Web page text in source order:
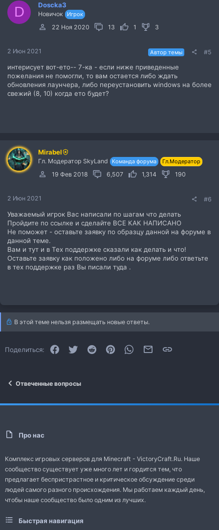
D Doscka3
Новичок Игрок
22 Ноя 2020 13 1 3
2 Июн 2021 Автор темы #5
интерисует вот-ето-- 7-ка - если ниже приведенные
пожелания не помогли, то вам остается либо ждать
обновления лаунчера, либо переустановить windows на более
свежий (8, 10) когда ето будет?
Mirabel
Гл. Модератор SkyLand Команда форума Гл.Модератор
19 Фев 2018 6,507 1,314 190
2 Июн 2021 #6
Уважаемый игрок Вас написали по шагам что делать
Пройдите по ссылке и сделайте ВСЕ КАК НАПИСАНО
Не поможет - оставьте заявку по образцу данной на форуме в
данной теме.
Вам и тут и в Тех поддержке сказали как делать и что!
Оставьте заявку как положено либо на форуме либо ответьте
в тех поддержке раз Вы писали туда .
В этой теме нельзя размещать новые ответы.
Поделиться: FacebookTwitter Reddit PinterestWhatsAppЭлектронная почта
Отвеченные вопросы
Про нас
Комплекс игровых серверов для Minecraft - VictoryCraft.Ru. Наше
сообщество существует уже много лет и гордится тем, что
предлагает беспристрастное и критическое обсуждение среди
людей самого разного происхождения. Мы работаем каждый день,
чтобы наше сообщество было одним из лучших.
Быстрая навигация